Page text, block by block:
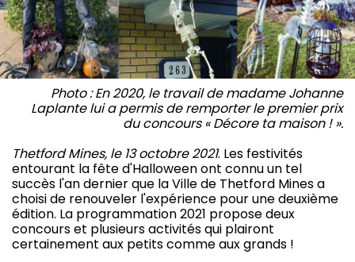
Photo : En 2020, le travail de madame Johanne
Laplante lui a permis de remporter le premier prix
du concours « Décore ta maison ! ».
Thetford Mines, le 13 octobre 2021. Les festivités
entourant la fête d'Halloween ont connu un tel
succès l'an dernier que la Ville de Thetford Mines a
choisi de renouveler l'expérience pour une deuxième
édition. La programmation 2021 propose deux
concours et plusieurs activités qui plairont
certainement aux petits comme aux grands !